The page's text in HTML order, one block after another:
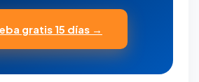
gratis 15 días →